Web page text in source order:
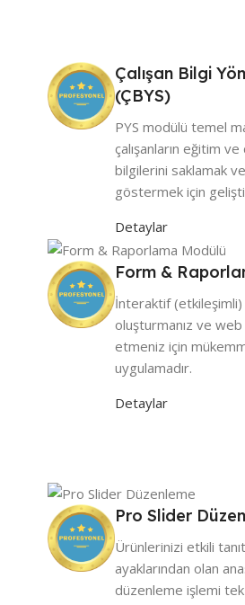
Çalışan Bilgi
(ÇBYS)
PYS modülü temel
çalışanların eğitim
bilgilerini saklamak
göstermek için
Detaylar
Form &
İnteraktif
oluşturmanız ve
etmeniz için
uygulamadır.
Detaylar
Pro Slider
Ürünlerinizi etkili
ayaklarından olan
düzenleme işlemi